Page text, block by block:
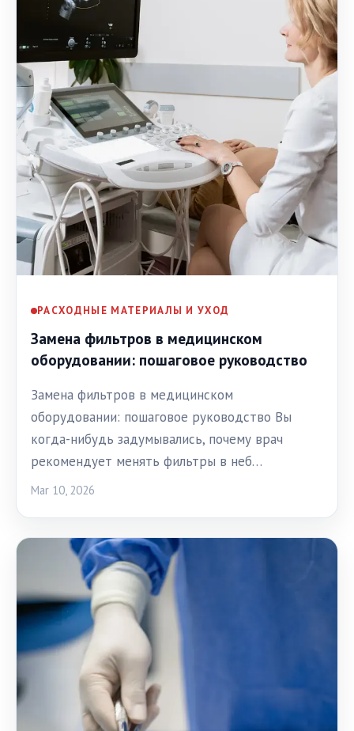
РАСХОДНЫЕ МАТЕРИАЛЫ И УХОД
Замена фильтров в медицинском
оборудовании: пошаговое руководство
Замена фильтров в медицинском
оборудовании: пошаговое руководство Вы
когда-нибудь задумывались, почему врач
рекомендует менять фильтры в неб…
Mar 10, 2026